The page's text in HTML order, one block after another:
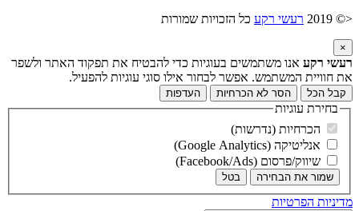
<© 2019
רעשי רקע כל הזכויות שמורות
×
רעשי רקע אנו משתמשים בעוגיות כדי להבטיח את תפקוד האתר ולשפר
את חוויית המשתמש. אפשר לבחור אילו סוגי עוגיות להפעיל.
קבל הכל הסר לא הכרחיות העדפות
בחירת עוגיות
הכרחיות (נדרשות)
אנליטיקה (Google Analytics)
שיווק/פרסום (Facebook/Ads)
שמור את הבחירה בטל
מדיניות הפרטיות